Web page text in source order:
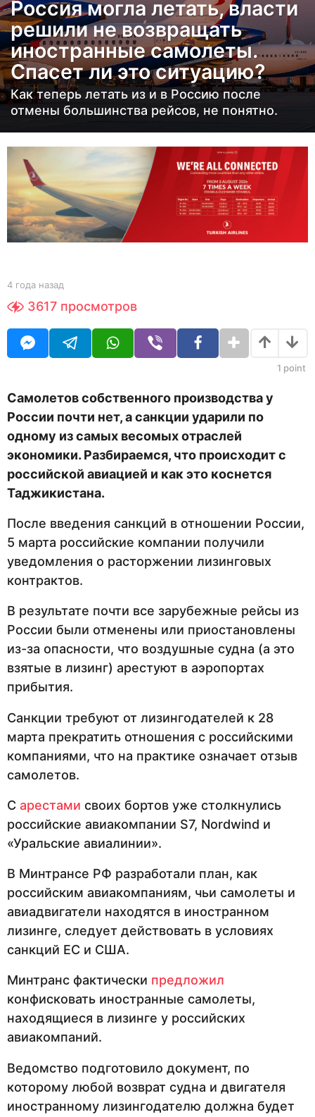
а
н
а
з
а
д
г
д
а
н
а
Россия могла летать, власти
решили не возвращать
иностранные самолеты.
Спасет ли это ситуацию?
Как теперь летать из и в Россию после
отмены большинства рейсов, не понятно.
b
Y
4 года назад
о
а
н
д
3617 просмотров
1 point
Самолетов собственного производства у
России почти нет, а санкции ударили по
одному из самых весомых отраслей
экономики. Разбираемся, что происходит с
российской авиацией и как это коснется
Таджикистана.
После введения санкций в отношении России,
5 марта российские компании получили
уведомления о расторжении лизинговых
контрактов.
В результате почти все зарубежные рейсы из
России были отменены или приостановлены
из-за опасности, что воздушные судна (а это
взятые в лизинг) арестуют в аэропортах
прибытия.
Санкции требуют от лизингодателей к 28
марта прекратить отношения с российскими
компаниями, что на практике означает отзыв
самолетов.
С арестами своих бортов уже столкнулись
российские авиакомпании S7, Nordwind и
«Уральские авиалинии».
В Минтрансе РФ разработали план, как
российским авиакомпаниям, чьи самолеты и
авиадвигатели находятся в иностранном
лизинге, следует действовать в условиях
санкций ЕС и США.
Минтранс фактически предложил
конфисковать иностранные самолеты,
находящиеся в лизинге у российских
авиакомпаний.
Ведомство подготовило документ, по
которому любой возврат судна и двигателя
иностранному лизингодателю должна будет